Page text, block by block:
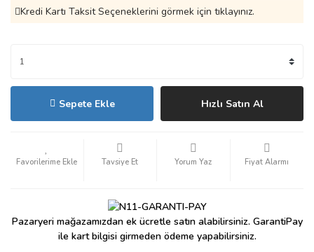
Kredi Kartı Taksit Seçeneklerini görmek için tıklayınız.
Sepete Ekle Hızlı Satın Al
Tavsiye Et Yorum Yaz Fiyat Alarmı
Pazaryeri mağazamızdan ek ücretle satın alabilirsiniz. GarantiPay
ile kart bilgisi girmeden ödeme yapabilirsiniz.